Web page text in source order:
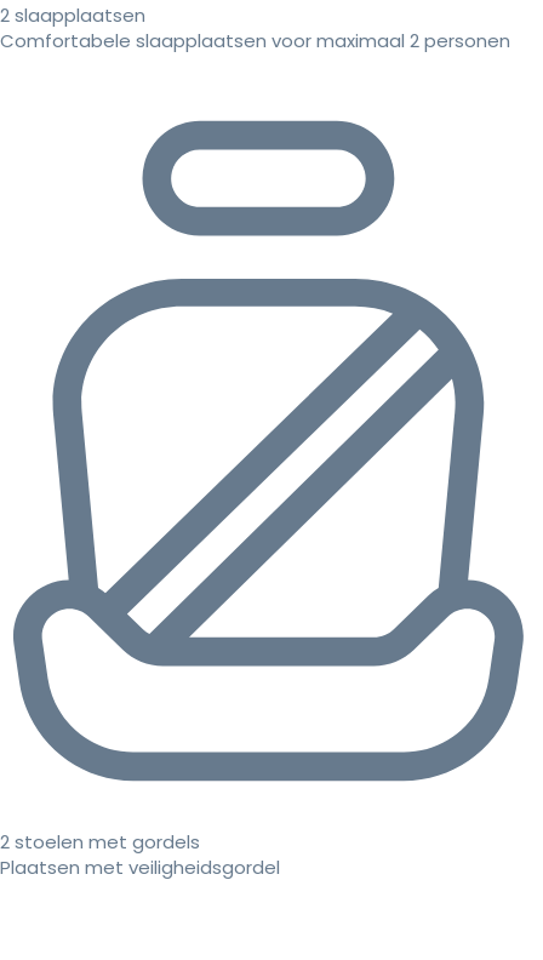
2 slaapplaatsen
Comfortabele slaapplaatsen voor maximaal 2 personen
2 stoelen met gordels
Plaatsen met veiligheidsgordel